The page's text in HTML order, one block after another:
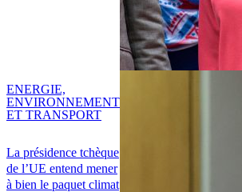
La présidence tchèque
de l’UE entend mener
à bien le paquet climat
ENERGIE,
ENVIRONNEMENT
ET TRANSPORT